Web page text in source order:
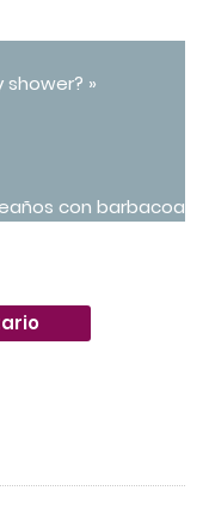
shower? »
con barbacoa